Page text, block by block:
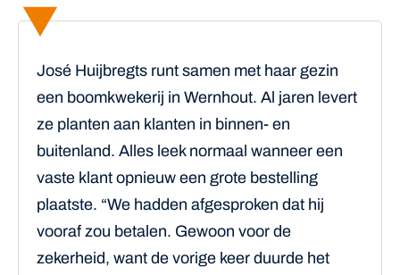
José Huijbregts runt samen met haar gezin
een boomkwekerij in Wernhout. Al jaren levert
ze planten aan klanten in binnen- en
buitenland. Alles leek normaal wanneer een
vaste klant opnieuw een grote bestelling
plaatste. “We hadden afgesproken dat hij
vooraf zou betalen. Gewoon voor de
zekerheid, want de vorige keer duurde het